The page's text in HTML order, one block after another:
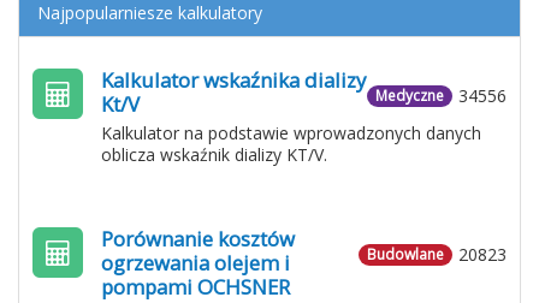
Najpopularniesze kalkulatory
34556
Medyczne
Kalkulator wskaźnika dializy
Kt/V
Kalkulator na podstawie wprowadzonych danych
oblicza wskaźnik dializy KT/V.
20823
Budowlane
Porównanie kosztów
ogrzewania olejem i
pompami OCHSNER